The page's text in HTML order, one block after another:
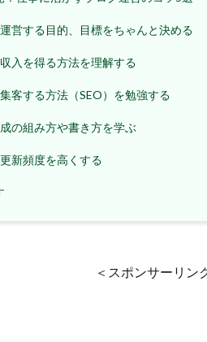
営する目的、目標をちゃんと決める
入を得る方法を理解する
客する方法（SEO）を勉強する
の組み方や書き方を学ぶ
新頻度を高くする
＜スポンサーリン